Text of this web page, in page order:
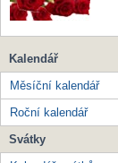
Kalendář
Měsíční kalendář
Roční kalendář
Svátky